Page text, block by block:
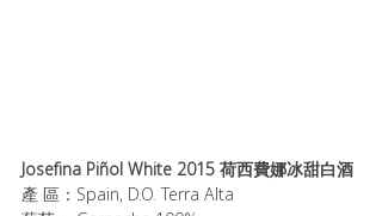
Josefina Piñol White 2015 荷西費娜冰甜白酒
產 區：Spain, D.O. Terra Alta